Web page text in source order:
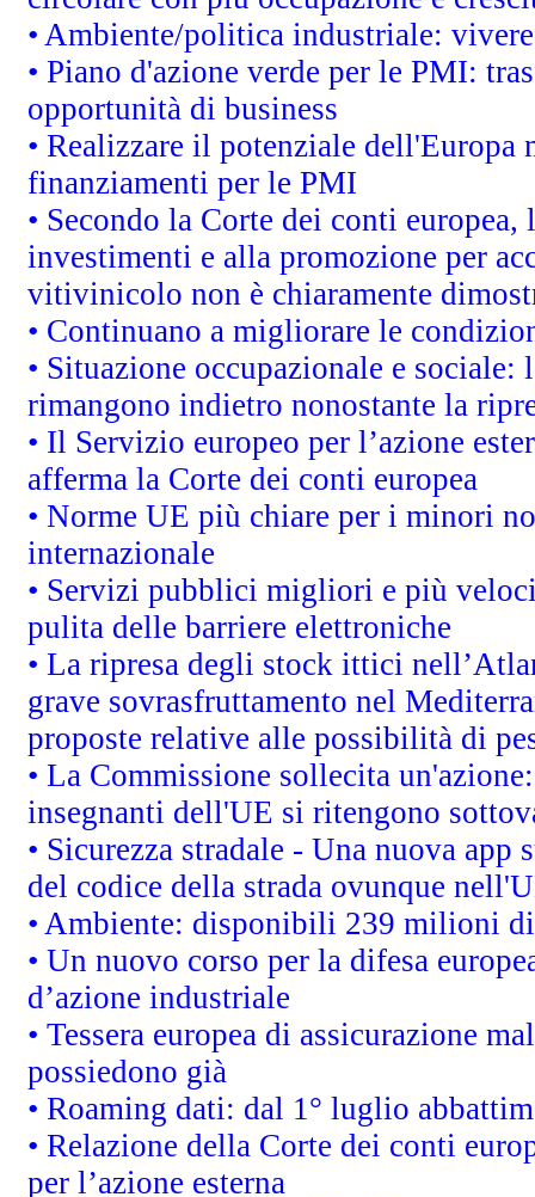
• Ambiente/politica industriale:
• Piano d'azione verde per le PMI:
opportunità di business
• Realizzare il potenziale
finanziamenti per le PMI
• Secondo la Corte dei conti
investimenti e alla promozione per
vitivinicolo non è chiaramente
• Continuano a migliorare le
• Situazione occupazionale e
rimangono indietro nonostante la
• Il Servizio europeo per l’azione
afferma la Corte dei conti europea
• Norme UE più chiare per i minori
internazionale
• Servizi pubblici migliori e più
pulita delle barriere elettroniche
• La ripresa degli stock ittici
grave sovrasfruttamento nel
proposte relative alle possibilità di
• La Commissione sollecita
insegnanti dell'UE si ritengono
• Sicurezza stradale - Una nuova
del codice della strada ovunque
• Ambiente: disponibili 239 milioni
• Un nuovo corso per la difesa
d’azione industriale
• Tessera europea di assicurazione
possiedono già
• Roaming dati: dal 1° luglio
• Relazione della Corte dei conti
per l’azione esterna